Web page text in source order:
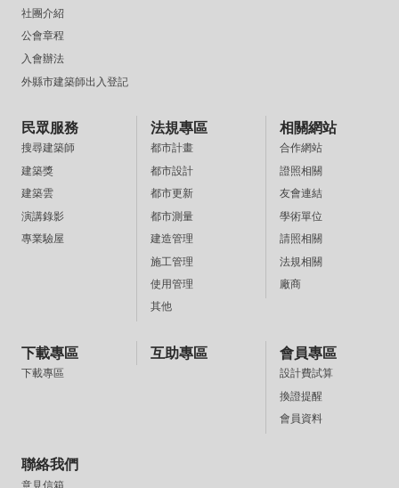
社團介紹
公會章程
入會辦法
外縣市建築師出入登記
民眾服務
搜尋建築師
建築獎
建築雲
演講錄影
專業驗屋
法規專區
都市計畫
都市設計
都市更新
都市測量
建造管理
施工管理
使用管理
其他
相關網站
合作網站
證照相關
友會連結
學術單位
請照相關
法規相關
廠商
下載專區
下載專區
互助專區 會員專區
設計費試算
換證提醒
會員資料
聯絡我們
意見信箱